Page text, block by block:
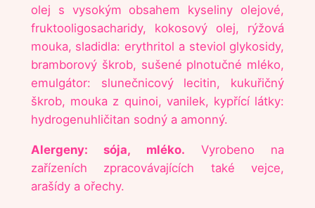
č
k
l
á
a
–
l
olej s vysokým obsahem kyseliny olejové,
fruktooligosacharidy, kokosový olej, rýžová
mouka, sladidla: erythritol a steviol glykosidy,
bramborový škrob, sušené plnotučné mléko,
emulgátor: slunečnicový lecitin, kukuřičný
škrob, mouka z quinoi, vanilek, kypřící látky:
hydrogenuhličitan sodný a amonný.
Alergeny: sója, mléko. Vyrobeno na
zařízeních zpracovávajících také vejce,
arašídy a ořechy.